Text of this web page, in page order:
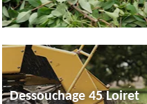
Dessouchage 45 Loiret